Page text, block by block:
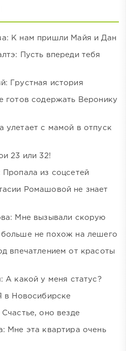
К нам пришли Майя и Дан
Пусть впереди тебя
Грустная история
готов содержать Веронику
улетает с мамой в отпуск
23 или 32!
из соцсетей
Ромашовой не знает
Мне вызывали скорую
не похож на лешего
впечатлением от красоты
А какой у меня статус?
в Новосибирске
оно везде
Мне эта квартира очень